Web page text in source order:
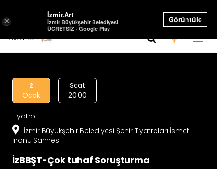
Select Language
2
Ocak
Saat
20:00
Tiyatro
İzmir Büyükşehir Belediyesi Şehir Tiyatroları İsmet
İnönü Sahnesi
İzBBŞT-Çok tuhaf Soruşturma
×
İzmir.Art
İzmir Büyükşehir Belediyesi
ÜCRETSİZ - Google Play
Görüntüle